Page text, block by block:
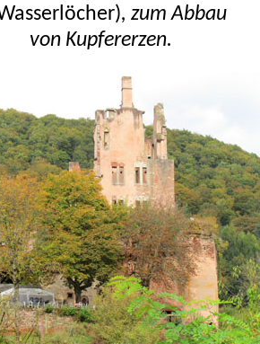
, zum Abbau
von Kupfererzen.